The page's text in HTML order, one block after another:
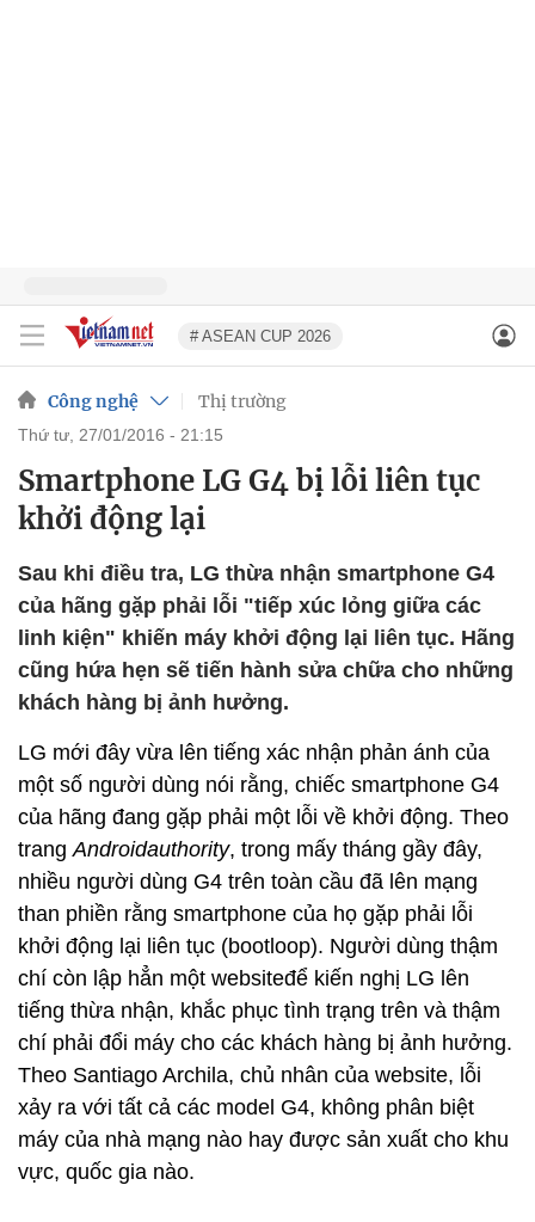
# ASEAN CUP 2026
Công nghệ Thị trường
thứ tư, 27/01/2016 - 21:15
Smartphone LG G4 bị lỗi liên tục
khởi động lại
Sau khi điều tra, LG thừa nhận smartphone G4
của hãng gặp phải lỗi "tiếp xúc lỏng giữa các
linh kiện" khiến máy khởi động lại liên tục. Hãng
cũng hứa hẹn sẽ tiến hành sửa chữa cho những
khách hàng bị ảnh hưởng.
LG mới đây vừa lên tiếng xác nhận phản ánh của
một số người dùng nói rằng, chiếc smartphone G4
của hãng đang gặp phải một lỗi về khởi động. Theo
trangAndroidauthority, trong mấy tháng gầy đây,
nhiều người dùng G4 trên toàn cầu đã lên mạng
than phiền rằng smartphone của họ gặp phải lỗi
khởi động lại liên tục (bootloop). Người dùng thậm
chí còn lập hẳn một websiteđể kiến nghị LG lên
tiếng thừa nhận, khắc phục tình trạng trên và thậm
chí phải đổi máy cho các khách hàng bị ảnh hưởng.
Theo Santiago Archila, chủ nhân của website, lỗi
xảy ra với tất cả các model G4, không phân biệt
máy của nhà mạng nào hay được sản xuất cho khu
vực, quốc gia nào.